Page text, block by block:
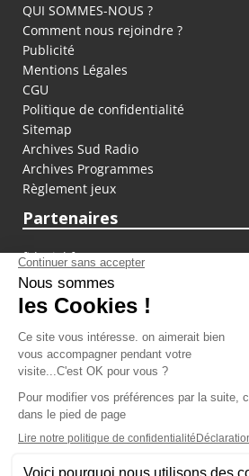
QUI SOMMES-NOUS ?
Comment nous rejoindre ?
Publicité
Mentions Légales
CGU
Politique de confidentialité
Sitemap
Archives Sud Radio
Archives Programmes
Règlement jeux
Partenaires
fiducial.fr
lyoncapitale.fr
olympique-et-lyonnais.com
L'application Iphone /
Téléchargez
Les cookies
Gestion des cookies